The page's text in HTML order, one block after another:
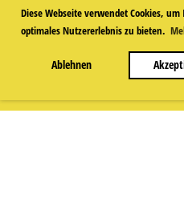
Diese Webseite verwendet Cookies,
optimales Nutzererlebnis zu bieten.
Ablehnen